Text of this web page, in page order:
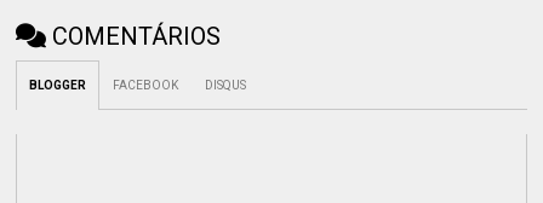
COMENTÁRIOS
BLOGGER FACEBOOK DISQUS